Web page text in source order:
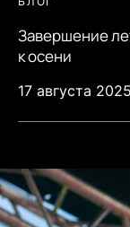
Завершение
к осени
17 августа 2025